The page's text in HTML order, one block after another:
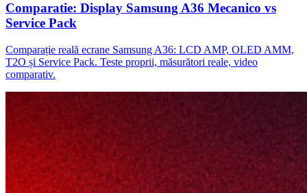
Comparatie: Display Samsung A36 Mecanico vs
Service Pack
Comparație reală ecrane Samsung A36: LCD AMP, OLED AMM,
T2O și Service Pack. Teste proprii, măsurători reale, video
comparativ.